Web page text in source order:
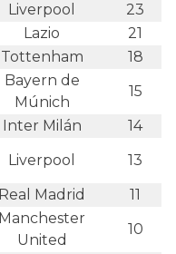
Liverpool
23
Lazio
21
Tottenham
18
Bayern de
Múnich
15
Inter Milán
14
Liverpool
13
Real Madrid
11
Manchester
United
10